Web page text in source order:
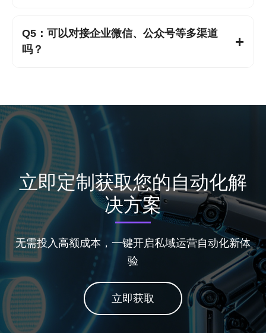
上手指导，30分钟即可完成配置，快速启用所有功
能。
Q5：可以对接企业微信、公众号等多渠道
吗？
需切换后台。
立即定制获取您的自动化解
决方案
无需投入高额成本，一键开启私域运营自动化新体
验
立即获取